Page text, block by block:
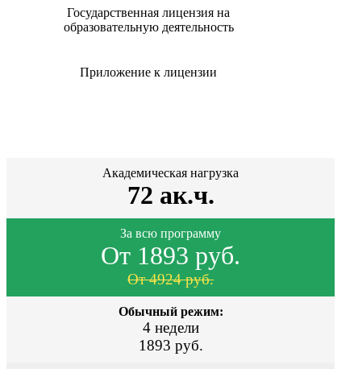
Государственная лицензия на
образовательную деятельность
Приложение к лицензии
Академическая нагрузка
72 ак.ч.
За всю программу
От 1893 руб.
От 4924 руб.
Обычный режим:
4 недели
1893 руб.